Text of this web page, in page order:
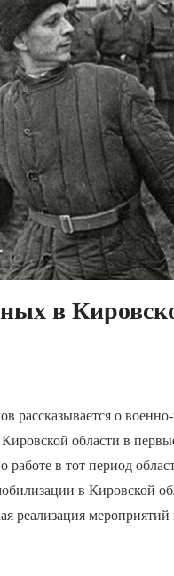
в
рассказывается о
области в
в тот период
в Кировской
реализация